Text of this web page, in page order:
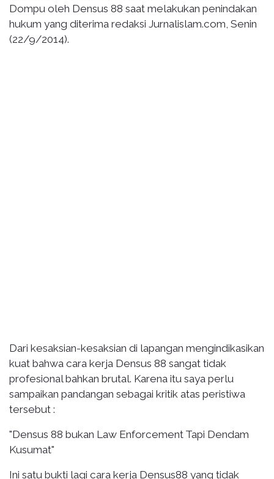
Dompu oleh Densus 88 saat melakukan penindakan
hukum yang diterima redaksi Jurnalislam.com, Senin
(22/9/2014).
Dari kesaksian-kesaksian di lapangan mengindikasikan
kuat bahwa cara kerja Densus 88 sangat tidak
profesional bahkan brutal. Karena itu saya perlu
sampaikan pandangan sebagai kritik atas peristiwa
tersebut :
"Densus 88 bukan Law Enforcement Tapi Dendam
Kusumat"
Ini satu bukti lagi cara kerja Densus88 yang tidak